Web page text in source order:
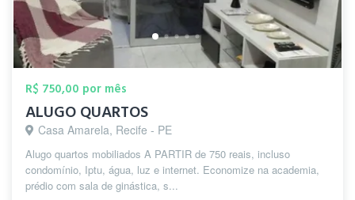
R$ 750,00 por mês
ALUGO QUARTOS
Casa Amarela, Recife - PE
Alugo quartos mobiliados A PARTIR de 750 reais, incluso
condomínio, Iptu, água, luz e internet. Economize na academia,
prédio com sala de ginástica, s...